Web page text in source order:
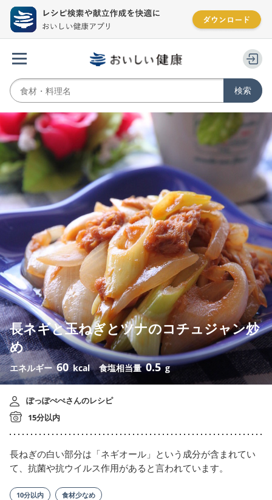
長ネギと玉ねぎとツナのコチュジャン炒
め
エネルギー60 kcal 食塩相当量0.5 g
ぽっぽぺぺさんのレシピ
15分以内
長ねぎの白い部分は「ネギオール」という成分が含まれてい
て、抗菌や抗ウイルス作用があると言われています。
10分以内 食材少なめ